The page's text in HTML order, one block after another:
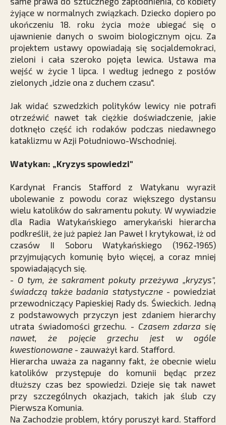
żyjące w normalnych związkach. Dziecko dopiero po
ukończeniu 18. roku życia może ubiegać się o
ujawnienie danych o swoim biologicznym ojcu. Za
projektem ustawy opowiadają się socjaldemokraci,
zieloni i cała szeroko pojęta lewica. Ustawa ma
wejść w życie 1 lipca. I według jednego z posłów
zielonych „idzie ona z duchem czasu".
Jak widać szwedzkich polityków lewicy nie potrafi
otrzeźwić nawet tak ciężkie doświadczenie, jakie
dotknęło część ich rodaków podczas niedawnego
kataklizmu w Azji Południowo-Wschodniej.
Watykan: „Kryzys spowiedzi"
Kardynał Francis Stafford z Watykanu wyraził
ubolewanie z powodu coraz większego dystansu
wielu katolików do sakramentu pokuty. W wywiadzie
dla Radia Watykańskiego amerykański hierarcha
podkreślił, że już papież Jan Paweł I krytykował, iż od
czasów II Soboru Watykańskiego (1962-1965)
przyjmujących komunię było więcej, a coraz mniej
spowiadających się.
- O tym, że sakrament pokuty przeżywa „kryzys",
świadczą także badania statystyczne- powiedział
przewodniczący Papieskiej Rady ds. Świeckich. Jedną
z podstawowych przyczyn jest zdaniem hierarchy
utrata świadomości grzechu. - Czasem zdarza się
nawet, że pojęcie grzechu jest w ogóle
kwestionowane - zauważył kard. Stafford.
Hierarcha uważa za naganny fakt, że obecnie wielu
katolików przystępuje do komunii będąc przez
dłuższy czas bez spowiedzi. Dzieje się tak nawet
przy szczególnych okazjach, takich jak ślub czy
Pierwsza Komunia.
Na Zachodzie problem, który poruszył kard. Stafford